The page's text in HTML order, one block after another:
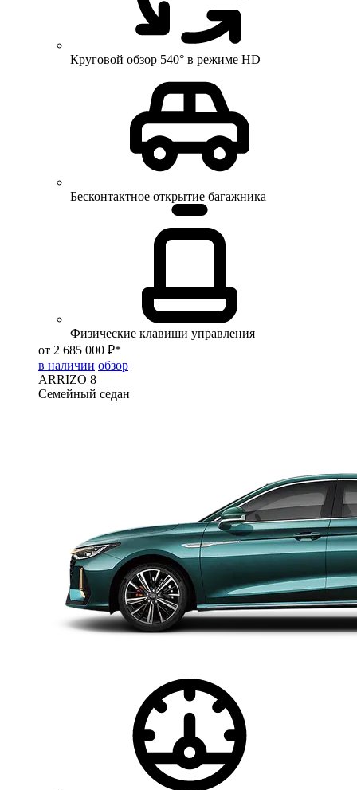
Круговой обзор 540° в режиме HD
Бесконтактное открытие багажника
Физические клавиши управления
от 2 685 000 ₽*
в наличии обзор
ARRIZO 8
Семейный седан